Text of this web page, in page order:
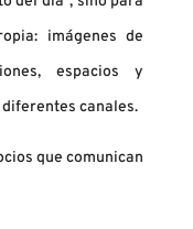
imágenes de
espacios y
canales.
que comunican